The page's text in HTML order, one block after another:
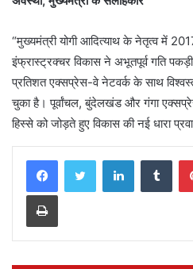
“मुख्यमंत्री योगी आदित्याथ के नेतृत्व में
इंफ्रास्ट्रक्चर विकास ने अभूतपूर्व गति
प्रतिशत एक्सप्रेस-वे नेटवर्क के साथ
चुका है। पूर्वांचल, बुंदेलखंड और गंगा
हिस्से को जोड़ते हुए विकास की नई धारा
LinkedIn
Print